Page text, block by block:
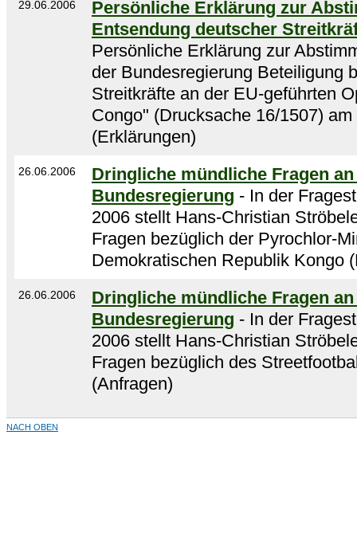
29.06.2006
Persönliche Erklärung zur
Entsendung deutscher
Persönliche Erklärung zur
der Bundesregierung Beteiligung
Streitkräfte an der EU-geführten
Congo" (Drucksache 16/1507)
(Erklärungen)
26.06.2006
Dringliche mündliche Fragen
Bundesregierung - In der
2006 stellt Hans-Christian
Fragen bezüglich der Pyrochlor-
Demokratischen Republik Kongo
26.06.2006
Dringliche mündliche Fragen
Bundesregierung - In der
2006 stellt Hans-Christian
Fragen bezüglich des
(Anfragen)
NACH OBEN